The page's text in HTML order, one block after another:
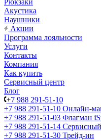
Рюкзаки
Акустика
Наушники
Акции
Программа лояльности
Услуги
Контакты
Компания
Как купить
Сервисный центр
Блог
+7 988 291-51-10
+7 988 291-51-10 Онлайн-
+7 988 291-51-03 Флагман
+7 988 291-51-14
+7 988 291-51-30 Трейд-ин